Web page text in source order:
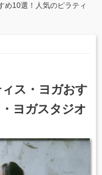
め10選！人気のピラティ
ィス・ヨガおす
ヨガスタジオ